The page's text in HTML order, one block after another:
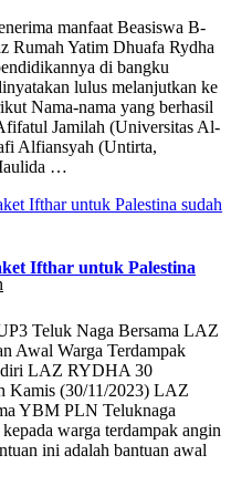
manfaat Beasiswa B-
Rumah Yatim Dhuafa Rydha
di bangku
lulus melanjutkan ke
Nama-nama yang berhasil
Jamilah (Universitas Al-
Alfiansyah (Untirta,
…
Ifthar untuk Palestina
Teluk Naga Bersama LAZ
Awal Warga Terdampak
LAZ RYDHA 30
Kamis (30/11/2023) LAZ
YBM PLN Teluknaga
warga terdampak angin
ini adalah bantuan awal